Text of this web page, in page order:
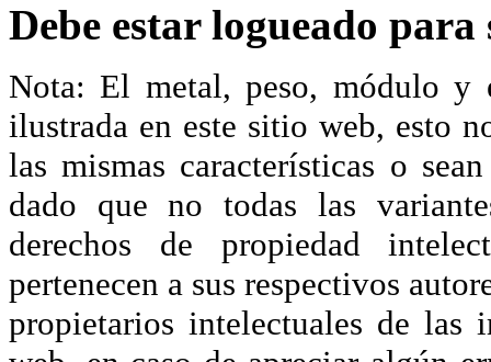
Debe estar logueado
Nota: El metal, peso, módulo y
ilustrada en este sitio web, esto
las mismas características o
dado que no todas las
derechos de propiedad
pertenecen a sus respectivos
propietarios intelectuales de las